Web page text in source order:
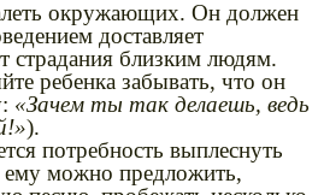
окружающих. Он должен
доставляет
страдания близким людям.
ребенка забывать, что он
«Зачем ты так делаешь, ведь
).
потребность выплеснуть
ему можно предложить,